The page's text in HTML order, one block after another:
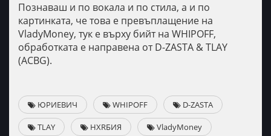
Познаваш и по вокала и по стила, а и по
картинката, че това е превъплащение на
VladyMoney, тук е върху бийт на WHIPOFF,
обработката е направена от D-ZASTА & TLAY
(ACBG).
ЮРИЕВИЧ WHIPOFF D-ZASTA
TLAY НХRБИЯ VladyMoney